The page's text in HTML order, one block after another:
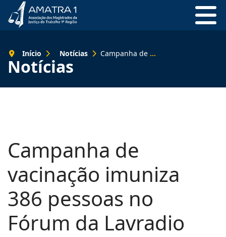
Notícias
Início Notícias Campanha de vacinação imuniza 386 pessoas no Fórum da Lavradio
Campanha de
vacinação imuniza
386 pessoas no
Fórum da Lavradio